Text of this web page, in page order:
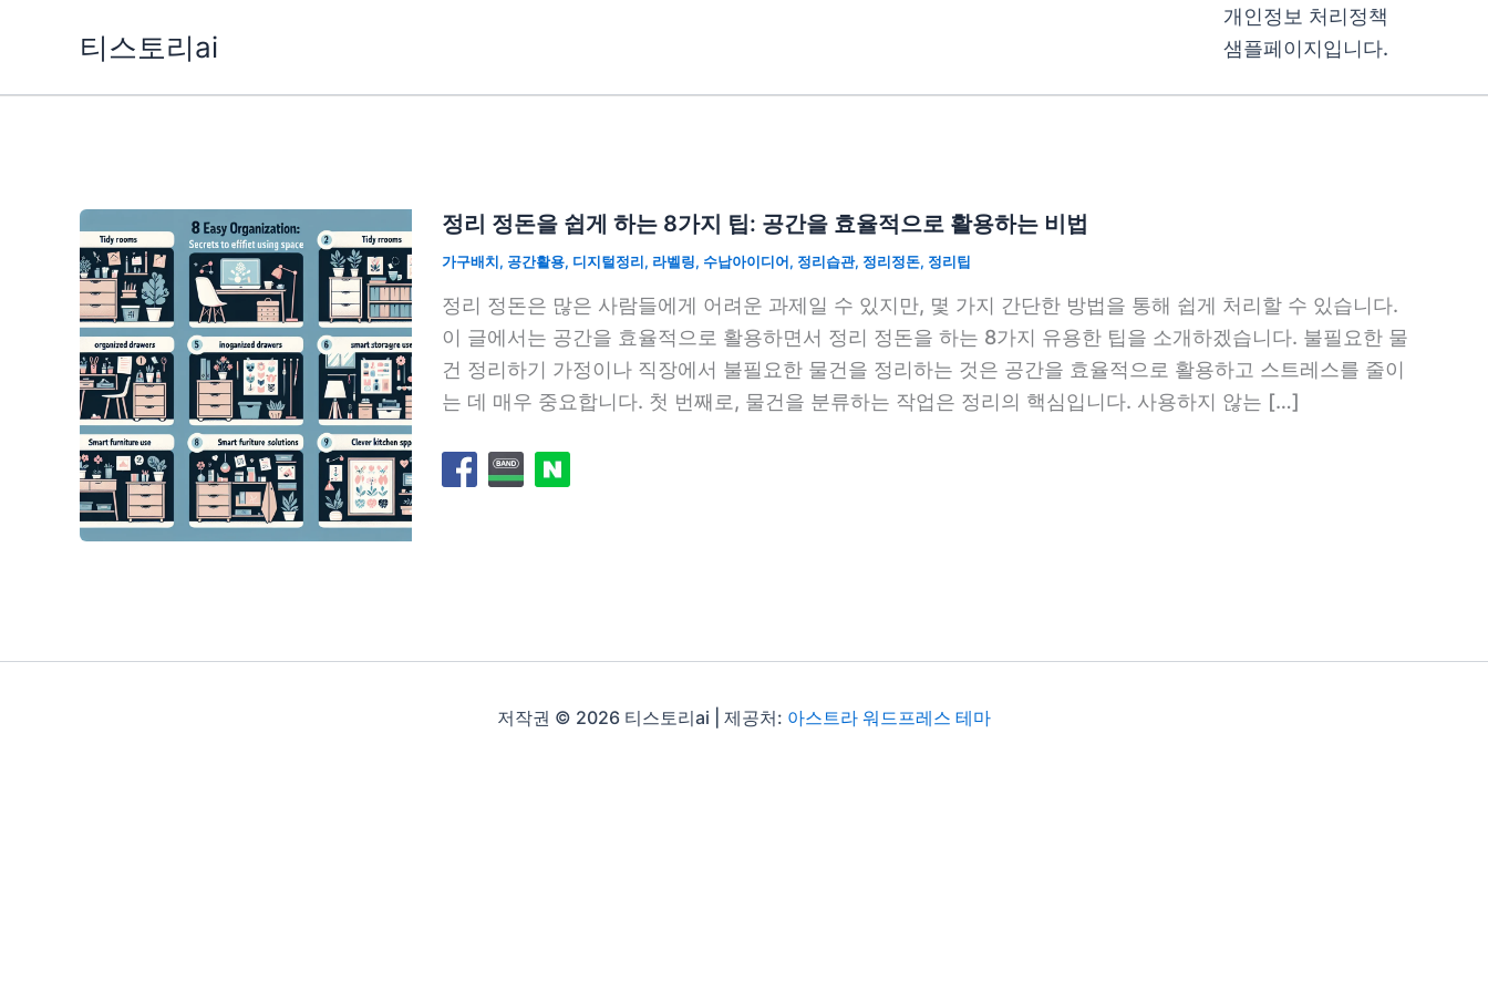
티스토리ai
개인정보 처리정책
샘플페이지입니다.
정리 정돈을 쉽게 하는 8가지 팁: 공간을 효율적으로 활용하는 비법
가구배치, 공간활용, 디지털정리, 라벨링, 수납아이디어, 정리습관, 정리정돈, 정리팁
정리 정돈은 많은 사람들에게 어려운 과제일 수 있지만, 몇 가지 간단한 방법을 통해 쉽게 처리할 수 있습니다.
이 글에서는 공간을 효율적으로 활용하면서 정리 정돈을 하는 8가지 유용한 팁을 소개하겠습니다. 불필요한 물
건 정리하기 가정이나 직장에서 불필요한 물건을 정리하는 것은 공간을 효율적으로 활용하고 스트레스를 줄이
는 데 매우 중요합니다. 첫 번째로, 물건을 분류하는 작업은 정리의 핵심입니다. 사용하지 않는 […]
저작권 © 2026 티스토리ai | 제공처: 아스트라 워드프레스 테마